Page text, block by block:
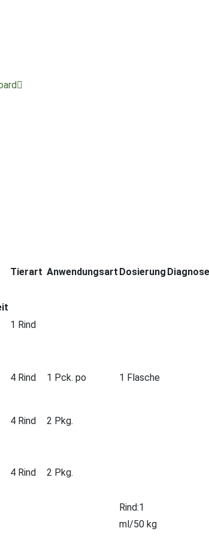
Tierart Anwendungsart Dosierung Diagnose
1 Rind
4 Rind 1 Pck. po 1 Flasche
4 Rind 2 Pkg.
4 Rind 2 Pkg.
Rind:1
ml/50 kg